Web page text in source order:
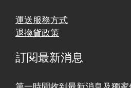
運送服務方式
退換貨政策
訂閱最新消息